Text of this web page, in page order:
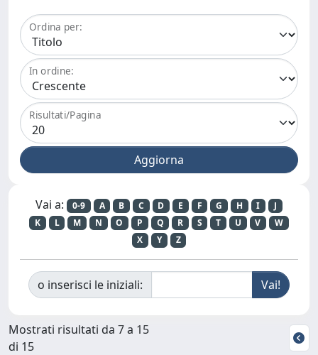
Ordina per:
In ordine:
Risultati/Pagina
Vai a: 0-9 A B C D E F G H I
J
K
L M N O P Q R S T U V
W
X
Y Z
o inserisci le iniziali:
Mostrati risultati da 7 a 15
di 15